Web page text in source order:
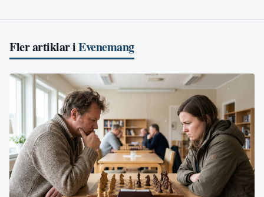
Fler artiklar iEvenemang